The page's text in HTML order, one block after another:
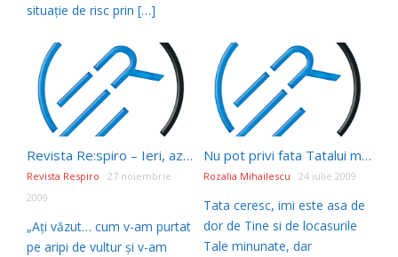
situație de risc prin […]
Revista Re:spiro – Ieri, azi și mâine… ce va fi? (Panseluța Luchian)
Revista Respiro
27 noiembrie
2009
„Aţi văzut… cum v-am purtat
pe aripi de vultur şi v-am
Nu pot privi fata Tatalui meu…
Rozalia Mihailescu 24 iulie 2009
Tata ceresc, imi este asa de
dor de Tine si de locasurile
Tale minunate, dar